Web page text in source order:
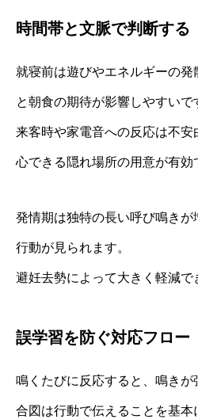
時間帯と文脈で判断する
就寝前は遊びやエネルギーの
と朝食の期待が影響しやすいで
来客時や家電音への反応は不
心できる隠れ場所の用意が有効
発情期は独特の長い呼び鳴きが
行動が見られます。
避妊去勢によって大きく軽減で
誤学習を防ぐ対応フロー
鳴くたびに反応すると、鳴きが
合図は行動で伝えることを基